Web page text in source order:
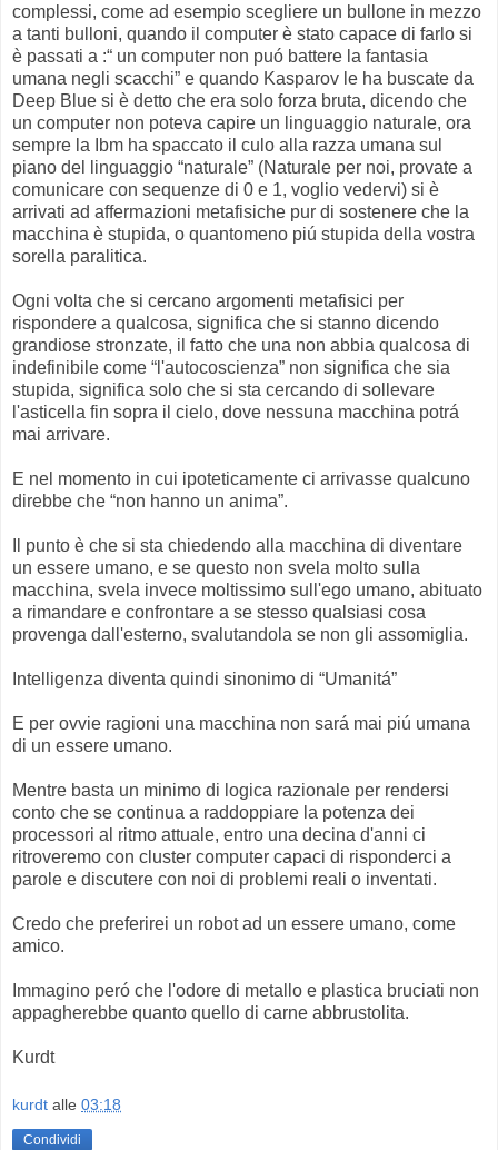
complessi, come ad esempio scegliere un bullone in mezzo
a tanti bulloni, quando il computer è stato capace di farlo si
è passati a :“ un computer non puó battere la fantasia
umana negli scacchi” e quando Kasparov le ha buscate da
Deep Blue si è detto che era solo forza bruta, dicendo che
un computer non poteva capire un linguaggio naturale, ora
sempre la Ibm ha spaccato il culo alla razza umana sul
piano del linguaggio “naturale” (Naturale per noi, provate a
comunicare con sequenze di 0 e 1, voglio vedervi) si è
arrivati ad affermazioni metafisiche pur di sostenere che la
macchina è stupida, o quantomeno piú stupida della vostra
sorella paralitica.
Ogni volta che si cercano argomenti metafisici per
rispondere a qualcosa, significa che si stanno dicendo
grandiose stronzate, il fatto che una non abbia qualcosa di
indefinibile come “l'autocoscienza” non significa che sia
stupida, significa solo che si sta cercando di sollevare
l'asticella fin sopra il cielo, dove nessuna macchina potrá
mai arrivare.
E nel momento in cui ipoteticamente ci arrivasse qualcuno
direbbe che “non hanno un anima”.
Il punto è che si sta chiedendo alla macchina di diventare
un essere umano, e se questo non svela molto sulla
macchina, svela invece moltissimo sull'ego umano, abituato
a rimandare e confrontare a se stesso qualsiasi cosa
provenga dall'esterno, svalutandola se non gli assomiglia.
Intelligenza diventa quindi sinonimo di “Umanitá”
E per ovvie ragioni una macchina non sará mai piú umana
di un essere umano.
Mentre basta un minimo di logica razionale per rendersi
conto che se continua a raddoppiare la potenza dei
processori al ritmo attuale, entro una decina d'anni ci
ritroveremo con cluster computer capaci di risponderci a
parole e discutere con noi di problemi reali o inventati.
Credo che preferirei un robot ad un essere umano, come
amico.
Immagino peró che l'odore di metallo e plastica bruciati non
appagherebbe quanto quello di carne abbrustolita.
Kurdt
kurdt alle 03:18
Condividi